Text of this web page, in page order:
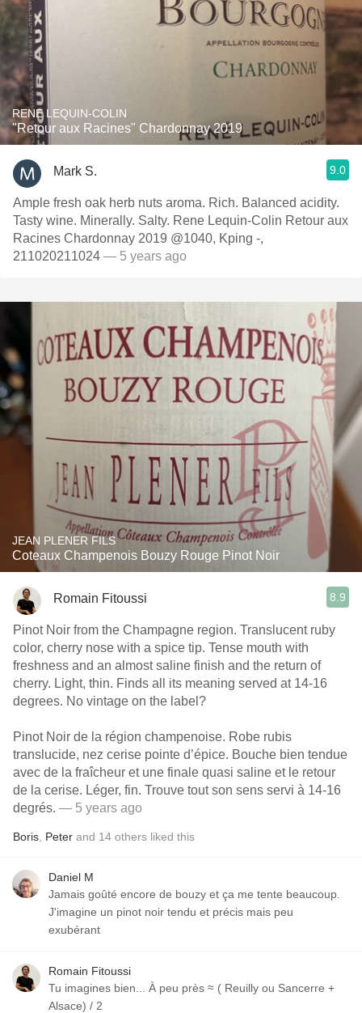
RENE LEQUIN-COLIN
"Retour aux Racines" Chardonnay 2019
Mark S. 9.0
Ample fresh oak herb nuts aroma. Rich. Balanced acidity.
Tasty wine. Minerally. Salty. Rene Lequin-Colin Retour aux
Racines Chardonnay 2019 @1040, Kping -,
211020211024 — 5 years ago
JEAN PLENER FILS
Coteaux Champenois Bouzy Rouge Pinot Noir
Romain Fitoussi 8.9
Pinot Noir from the Champagne region. Translucent ruby
color, cherry nose with a spice tip. Tense mouth with
freshness and an almost saline finish and the return of
cherry. Light, thin. Finds all its meaning served at 14-16
degrees. No vintage on the label?
Pinot Noir de la région champenoise. Robe rubis
translucide, nez cerise pointe d’épice. Bouche bien tendue
avec de la fraîcheur et une finale quasi saline et le retour
de la cerise. Léger, fin. Trouve tout son sens servi à 14-16
degrés. — 5 years ago
Boris Peter and 14 others liked this
Daniel M
Jamais goûté encore de bouzy et ça me tente beaucoup.
J'imagine un pinot noir tendu et précis mais peu
exubérant
Romain Fitoussi
Tu imagines bien... À peu près ≈ ( Reuilly ou Sancerre +
Alsace) / 2